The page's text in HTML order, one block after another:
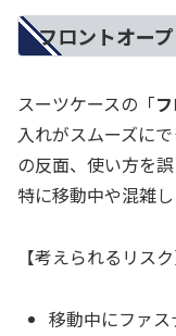
フロントオー
スーツケースの「
入れがスムーズに
の反面、使い方を
特に移動中や混雑
【考えられるリスク
移動中にファ